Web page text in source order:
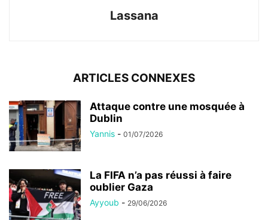
Lassana
ARTICLES CONNEXES
Attaque contre une mosquée à
Dublin
Yannis - 01/07/2026
La FIFA n’a pas réussi à faire
oublier Gaza
Ayyoub - 29/06/2026